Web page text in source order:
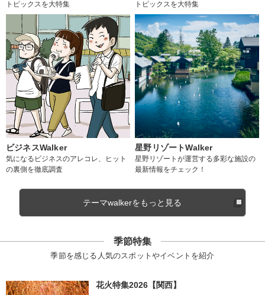
トピックスを大特集
トピックスを大特集
ビジネスWalker
気になるビジネスのアレコレ、ヒット
の裏側を徹底調査
星野リゾートWalker
星野リゾートが運営する多彩な施設の
最新情報をチェック！
テーマwalkerをもっと見る
季節特集
季節を感じる人気のスポットやイベントを紹介
花火特集2026【関西】